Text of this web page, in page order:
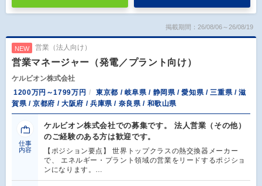
掲載期間：26/08/06～26/08/19
NEW 営業（法人向け）
営業マネージャー（発電／プラント向け）
ケルビオン株式会社
1200万円～1799万円
東京都 / 岐阜県 / 静岡県 / 愛知県 / 三重県 / 滋
賀県 / 京都府 / 大阪府 / 兵庫県 / 奈良県 / 和歌山県
仕事
内容
ケルビオン株式会社での募集です。 法人営業（その他）
のご経験のある方は歓迎です。
【ポジション要点】 世界トップクラスの熱交換器メーカー
で、 エネルギー・プラント領域の営業をリードするポジショ
ンになります。…